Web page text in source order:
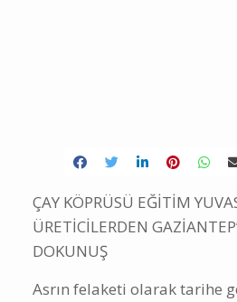
ÇAY KÖPRÜSÜ EĞİTİM
ÜRETİCİLERDEN
DOKUNUŞ
Asrın felaketi olarak tarihe